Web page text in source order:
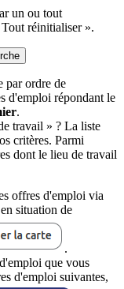
un ou tout
réinitialiser ».
par ordre de
d'emploi répondant le
.
travail » ? La liste
critères. Parmi
dont le lieu de travail
offres d'emploi via
situation de
.
que vous
d'emploi suivantes,